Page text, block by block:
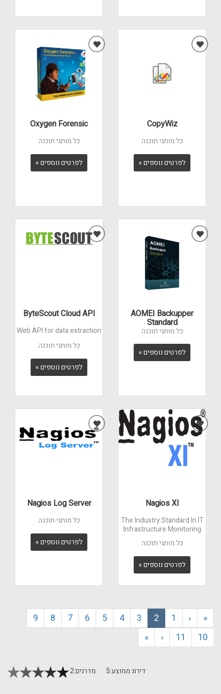
CopyWiz
כל מותגי תוכנה
לפרטים נוספים »
Oxygen Forensic
כל מותגי תוכנה
לפרטים נוספים »
AOMEI Backupper
Standard
כל מותגי תוכנה
לפרטים נוספים »
ByteScout Cloud API
Web API for data extraction
כל מותגי תוכנה
לפרטים נוספים »
Nagios XI
The Industry Standard In IT
Infrastructure Monitoring
כל מותגי תוכנה
לפרטים נוספים »
Nagios Log Server
כל מותגי תוכנה
לפרטים נוספים »
«
‹
1
2
3
4
5
6
7
8
9
10
11
›
»
דירוג ממוצע:5 מדרגים:2